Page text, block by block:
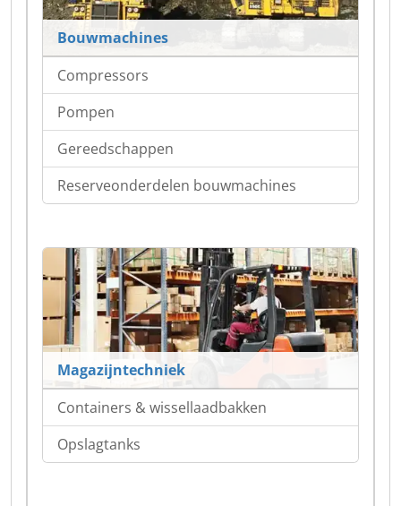
Bouwmachines
Compressors
Pompen
Gereedschappen
Reserveonderdelen bouwmachines
Magazijntechniek
Containers & wissellaadbakken
Opslagtanks